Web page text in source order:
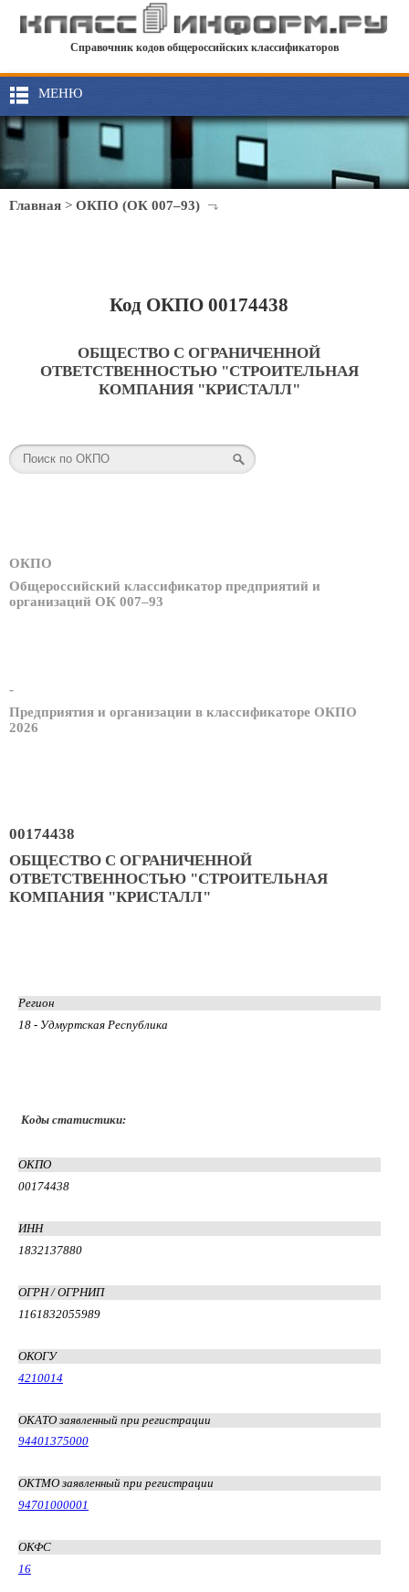
Справочник кодов общероссийских классификаторов
МЕНЮ
Главная > ОКПО (ОК 007–93)
Код ОКПО 00174438
ОБЩЕСТВО С ОГРАНИЧЕННОЙ
ОТВЕТСТВЕННОСТЬЮ "СТРОИТЕЛЬНАЯ
КОМПАНИЯ "КРИСТАЛЛ"
ОКПО
Общероссийский классификатор предприятий и
организаций ОК 007–93
-
Предприятия и организации в классификаторе ОКПО
2026
00174438
ОБЩЕСТВО С ОГРАНИЧЕННОЙ
ОТВЕТСТВЕННОСТЬЮ "СТРОИТЕЛЬНАЯ
КОМПАНИЯ "КРИСТАЛЛ"
Регион
18 - Удмуртская Республика
Коды статистики:
ОКПО
00174438
ИНН
1832137880
ОГРН / ОГРНИП
1161832055989
ОКОГУ
4210014
ОКАТО заявленный при регистрации
94401375000
ОКТМО заявленный при регистрации
94701000001
ОКФС
16